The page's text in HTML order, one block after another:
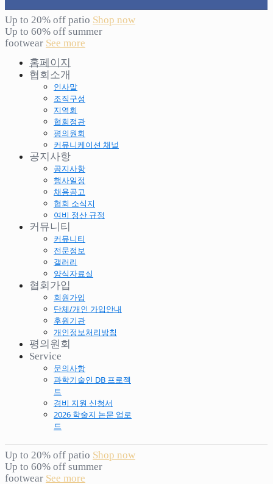
Up to 20% off patio Shop now
Up to 60% off summer
footwear See more
홈페이지
협회소개
인사말
조직구성
지역회
협회정관
평의원회
커뮤니케이션 채널
공지사항
공지사항
행사일정
채용공고
협회 소식지
여비 정산 규정
커뮤니티
커뮤니티
전문정보
갤러리
양식자료실
협회가입
회원가입
단체/개인 가입안내
후원기관
개인정보처리방침
평의원회
Service
문의사항
과학기술인 DB 프로젝
트
경비 지원 신청서
2026 학술지 논문 업로
드
Up to 20% off patio Shop now
Up to 60% off summer
footwear See more